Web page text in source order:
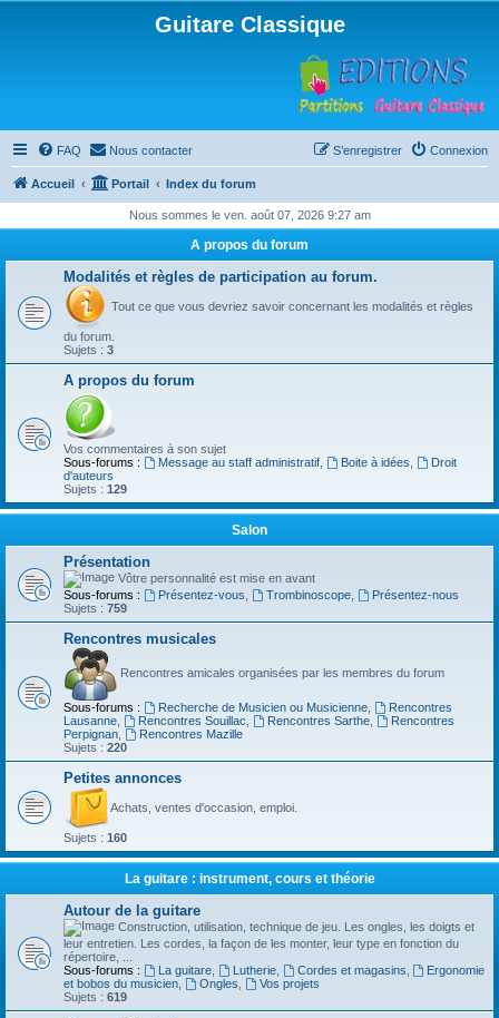
Guitare Classique
FAQ Nous contacter Connexion
S’enregistrer
Accueil Portail Index du forum
Nous sommes le ven. août 07, 2026 9:27 am
A propos du forum
Modalités et règles de participation au forum.
Tout ce que vous devriez savoir concernant les modalités et règles
du forum.
Sujets : 3
A propos du forum
Vos commentaires à son sujet
Sous-forums :
Message au staff administratif, Boite à idées
Droit
d'auteurs
Sujets : 129
Salon
Présentation
Vôtre personnalité est mise en avant
Sous-forums :
Présentez-vous Trombinoscope,
Présentez-nous
Sujets : 759
Rencontres musicales
Rencontres amicales organisées par les membres du forum
Sous-forums : Recherche de Musicien ou Musicienne,
Rencontres
Lausanne
Rencontres Souillac Rencontres Sarthe,
Rencontres
Perpignan
Rencontres Mazille
Sujets : 220
Petites annonces
Achats, ventes d'occasion, emploi.
Sujets : 160
La guitare : instrument, cours et théorie
Autour de la guitare
Construction, utilisation, technique de jeu. Les ongles, les doigts et
leur entretien. Les cordes, la façon de les monter, leur type en fonction du
répertoire, ...
Sous-forums :
La guitare, Lutherie, Cordes et magasins
Ergonomie
et bobos du musicien
Ongles
Vos projets
Sujets : 619